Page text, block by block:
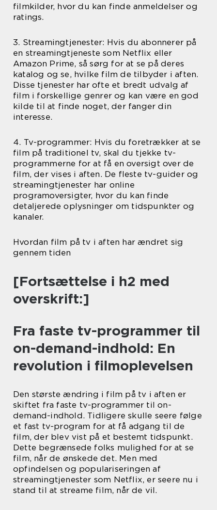
filmkilder, hvor du kan finde anmeldelser og
ratings.
3. Streamingtjenester: Hvis du abonnerer på
en streamingtjeneste som Netflix eller
Amazon Prime, så sørg for at se på deres
katalog og se, hvilke film de tilbyder i aften.
Disse tjenester har ofte et bredt udvalg af
film i forskellige genrer og kan være en god
kilde til at finde noget, der fanger din
interesse.
4. Tv-programmer: Hvis du foretrækker at se
film på traditionel tv, skal du tjekke tv-
programmerne for at få en oversigt over de
film, der vises i aften. De fleste tv-guider og
streamingtjenester har online
programoversigter, hvor du kan finde
detaljerede oplysninger om tidspunkter og
kanaler.
Hvordan film på tv i aften har ændret sig
gennem tiden
[Fortsættelse i h2 med
overskrift:]
Fra faste tv-programmer til
on-demand-indhold: En
revolution i filmoplevelsen
Den største ændring i film på tv i aften er
skiftet fra faste tv-programmer til on-
demand-indhold. Tidligere skulle seere følge
et fast tv-program for at få adgang til de
film, der blev vist på et bestemt tidspunkt.
Dette begrænsede folks mulighed for at se
film, når de ønskede det. Men med
opfindelsen og populariseringen af
streamingtjenester som Netflix, er seere nu i
stand til at streame film, når de vil.